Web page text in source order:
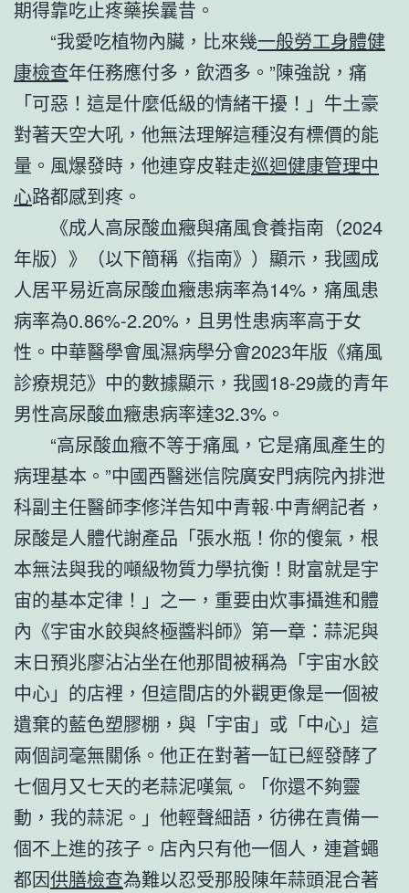
期得靠吃止疼藥挨曩昔。
“我愛吃植物內臟，比來幾一般勞工身體健
康檢查年任務應付多，飲酒多。”陳強說，痛
「可惡！這是什麼低級的情緒干擾！」牛土豪
對著天空大吼，他無法理解這種沒有標價的能
量。風爆發時，他連穿皮鞋走巡迴健康管理中
心路都感到疼。
《成人高尿酸血癥與痛風食養指南（2024
年版）》（以下簡稱《指南》）顯示，我國成
人居平易近高尿酸血癥患病率為14%，痛風患
病率為0.86%-2.20%，且男性患病率高于女
性。中華醫學會風濕病學分會2023年版《痛風
診療規范》中的數據顯示，我國18-29歲的青年
男性高尿酸血癥患病率達32.3%。
“高尿酸血癥不等于痛風，它是痛風產生的
病理基本。”中國西醫迷信院廣安門病院內排泄
科副主任醫師李修洋告知中青報·中青網記者，
尿酸是人體代謝產品「張水瓶！你的傻氣，根
本無法與我的噸級物質力學抗衡！財富就是宇
宙的基本定律！」之一，重要由炊事攝進和體
內《宇宙水餃與終極醬料師》第一章：蒜泥與
末日預兆廖沾沾坐在他那間被稱為「宇宙水餃
中心」的店裡，但這間店的外觀更像是一個被
遺棄的藍色塑膠棚，與「宇宙」或「中心」這
兩個詞毫無關係。他正在對著一缸已經發酵了
七個月又七天的老蒜泥嘆氣。「你還不夠靈
動，我的蒜泥。」他輕聲細語，彷彿在責備一
個不上進的孩子。店內只有他一個人，連蒼蠅
都因供膳檢查為難以忍受那股陳年蒜頭混合著